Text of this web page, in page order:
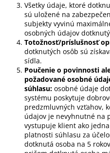
Všetky údaje, ktoré
sú uložené na
subjekty vyvinú
osobných údajov
Totožnosť/príslušnosť
dotknutých osôb sú
sídla.
Poučenie o povinnosti
požadované osobné
súhlasu: osobné údaje
systému poskytuje
predzmluvných vzťahov,
údajov je nevyhnutné na
vystupuje klient ako
platnosti súhlasu za
dotknutá osoba na 5